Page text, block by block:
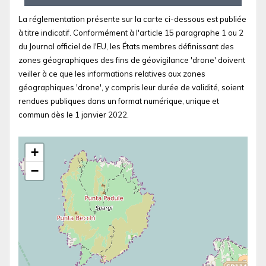
La réglementation présente sur la carte ci-dessous est publiée
à titre indicatif. Conformément à l'article 15 paragraphe 1 ou 2
du Journal officiel de l'EU, les États membres définissant des
zones géographiques des fins de géovigilance 'drone' doivent
veiller à ce que les informations relatives aux zones
géographiques 'drone', y compris leur durée de validité, soient
rendues publiques dans un format numérique, unique et
commun dès le 1 janvier 2022.